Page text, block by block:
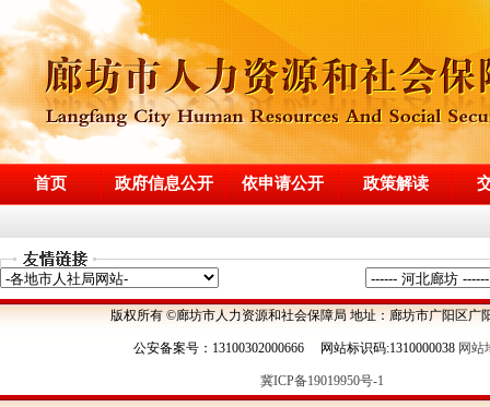
首页 政府信息公开 依申请公开 政策解读
版权所有 ©廊坊市人力资源和社会保障局 地址：廊坊市广阳区广
公安备案号：13100302000666 网站标识码:1310000038 网站
冀ICP备19019950号-1